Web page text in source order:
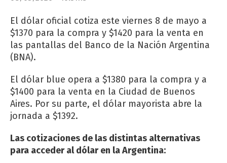
El dólar oficial cotiza este viernes 8 de mayo a
$1370 para la compra y $1420 para la venta en
las pantallas del Banco de la Nación Argentina
(BNA).
El dólar blue opera a $1380 para la compra y a
$1400 para la venta en la Ciudad de Buenos
Aires. Por su parte, el dólar mayorista abre la
jornada a $1392.
Las cotizaciones de las distintas alternativas
para acceder al dólar en la Argentina: